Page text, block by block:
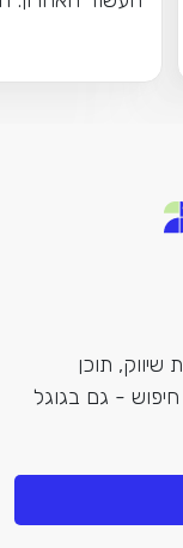
שיווק, תוכן
חיפוש - גם בגוגל